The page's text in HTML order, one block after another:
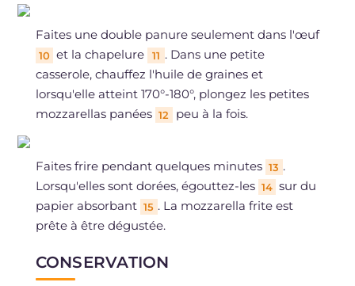
Faites une double panure seulement dans l'œuf
10 et la chapelure 11 . Dans une petite
casserole, chauffez l'huile de graines et
lorsqu'elle atteint 170°-180°, plongez les petites
mozzarellas panées 12 peu à la fois.
Faites frire pendant quelques minutes 13 .
Lorsqu'elles sont dorées, égouttez-les 14 sur du
papier absorbant 15 . La mozzarella frite est
prête à être dégustée.
CONSERVATION